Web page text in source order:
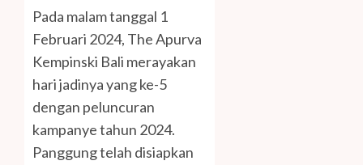
Pada malam tanggal 1
Februari 2024, The Apurva
Kempinski Bali merayakan
hari jadinya yang ke-5
dengan peluncuran
kampanye tahun 2024.
Panggung telah disiapkan